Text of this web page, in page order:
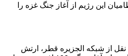
این رژیم از آغاز جنگ غزه را
از شبکه الجزیره قطر، ارتش